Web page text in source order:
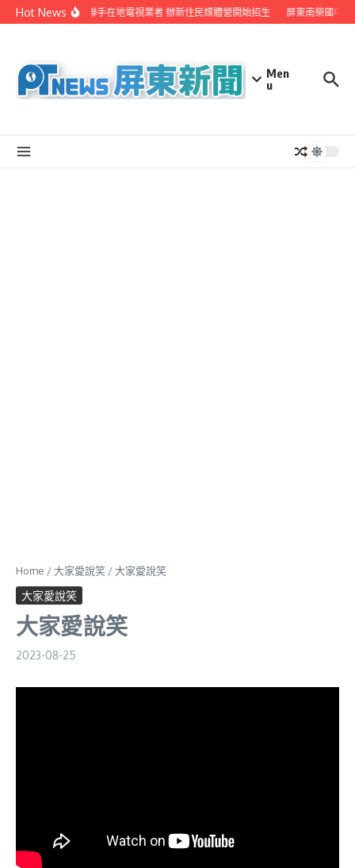
Skip to content
Hot News屏縣府聯手在地電視業者 辦新住民媒體營開始招生 屏東南榮國中
Men
u
Home /大家愛說笑 /大家愛說笑
大家愛說笑
大家愛說笑
2023-08-25